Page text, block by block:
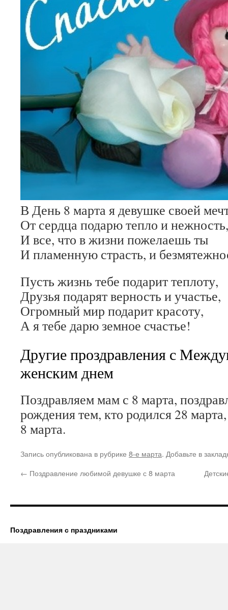
В День 8 марта я девушке своей
От сердца подарю тепло и нежность,
И все, что в жизни пожелаешь ты
И пламенную страсть, и
Пусть жизнь тебе подарит теплоту,
Друзья подарят верность и участье,
Огромный мир подарит красоту,
А я тебе дарю земное счастье!
Другие проздравления с
женским днем
Поздравляем мам с 8 марта,
рождения тем, кто родился 28
8 марта.
Запись опубликована в рубрике 8-е марта. Добавьте в
← Поздравление любимой девушке с 8 марта
Поздравления с праздниками